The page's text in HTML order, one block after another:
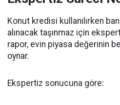
Konut kredisi kullanılırken
alınacak taşınmaz için
rapor, evin piyasa değerinin
oynar.
Ekspertiz sonucuna göre: